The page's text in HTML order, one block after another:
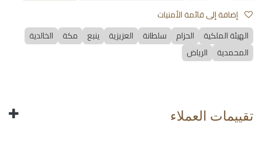
الهيئة الملكية
الحزام سلطانة العزيزية ينبع مكة
الخالدية
المحمدية
الرياض
تقييمات العملاء